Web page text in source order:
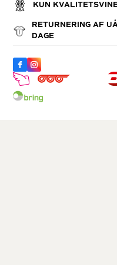
KUN
RETURNERING AF
DAGE